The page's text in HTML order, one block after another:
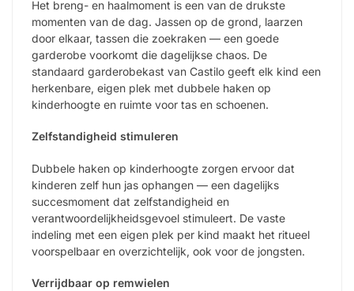
Het breng- en haalmoment is een van de drukste
momenten van de dag. Jassen op de grond, laarzen
door elkaar, tassen die zoekraken — een goede
garderobe voorkomt die dagelijkse chaos. De
standaard garderobekast van Castilo geeft elk kind een
herkenbare, eigen plek met dubbele haken op
kinderhoogte en ruimte voor tas en schoenen.
Zelfstandigheid stimuleren
Dubbele haken op kinderhoogte zorgen ervoor dat
kinderen zelf hun jas ophangen — een dagelijks
succesmoment dat zelfstandigheid en
verantwoordelijkheidsgevoel stimuleert. De vaste
indeling met een eigen plek per kind maakt het ritueel
voorspelbaar en overzichtelijk, ook voor de jongsten.
Verrijdbaar op remwielen